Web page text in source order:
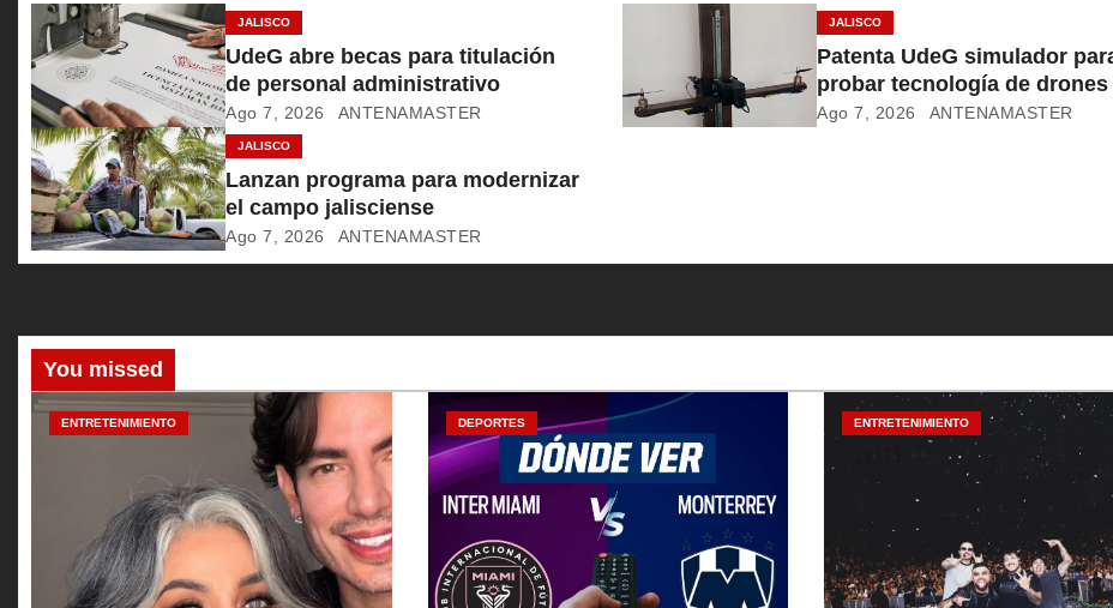
ó
n
d
e
e
n
t
r
a
JALISCO
UdeG abre becas para titulación
de personal administrativo
Ago 7, 2026 ANTENAMASTER
JALISCO
Patenta UdeG simulador
probar tecnología de drones
Ago 7, 2026 ANTENAMASTER
JALISCO
Lanzan programa para modernizar
el campo jalisciense
Ago 7, 2026 ANTENAMASTER
You missed
ENTRETENIMIENTO DEPORTES ENTRETENIMIENTO